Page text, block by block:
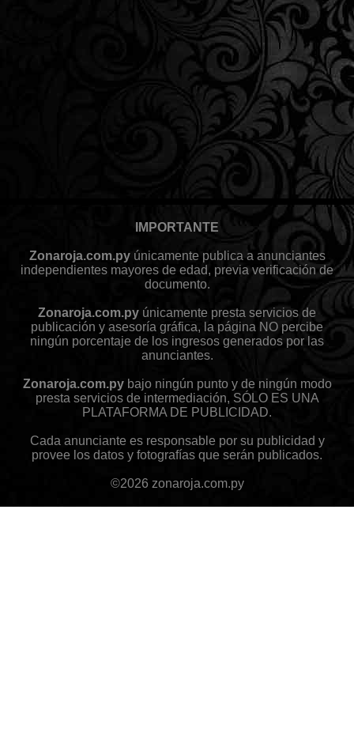
IMPORTANTE
Zonaroja.com.pyúnicamente publica a anunciantes
independientes mayores de edad, previa verificación de
documento.
Zonaroja.com.py únicamente presta servicios de
publicación y asesoría gráfica, la página NO percibe
ningún porcentaje de los ingresos generados por las
anunciantes.
Zonaroja.com.pybajo ningún punto y de ningún modo
presta servicios de intermediación, SÓLO ES UNA
PLATAFORMA DE PUBLICIDAD.
Cada anunciante es responsable por su publicidad y
provee los datos y fotografías que serán publicados.
©2026 zonaroja.com.py